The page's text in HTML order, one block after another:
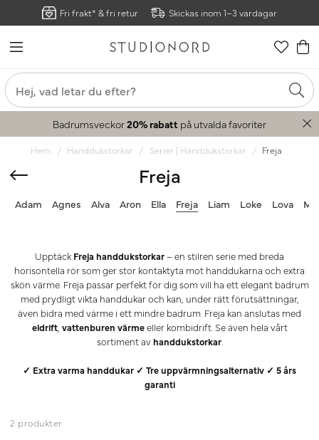
Fri frakt* & fri retur Skickas inom 1–3 vardagar
Badrumsveckor20% rabatt på utvalda favoriter
Hem Handdukstorkar Serier | Handdukstorkar Freja
Freja
Adam Agnes Alva Aron Ella Freja Liam Loke Lova Maj
Upptäck Freja handdukstorkar – en stilren serie med breda
horisontella rör som ger stor kontaktyta mot handdukarna och extra
skön värme. Freja passar perfekt för dig som vill ha ett elegant badrum
med prydligt vikta handdukar och kan, under rätt förutsättningar,
även bidra med värme i ett mindre badrum. Freja kan anslutas med
eldrift, vattenburen värmeeller kombidrift. Se även hela vårt
sortiment av handdukstorkar.
✓ Extra varma handdukar ✓ Tre uppvärmningsalternativ ✓ 5 års
garanti
2 produkter